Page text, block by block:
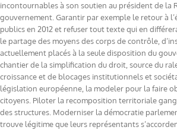
incontournables à son soutien au président de la
gouvernement. Garantir par exemple le retour à
publics en 2012 et refuser tout texte qui en
le partage des moyens des corps de contrôle,
actuellement placés à la seule disposition du
chantier de la simplification du droit, source du
croissance et de blocages institutionnels et
législation européenne, la modeler pour la faire
citoyens. Piloter la recomposition territoriale
des structures. Moderniser la démocratie
trouve légitime que leurs représentants